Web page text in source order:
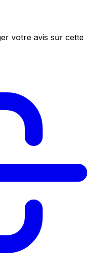
votre avis sur cette